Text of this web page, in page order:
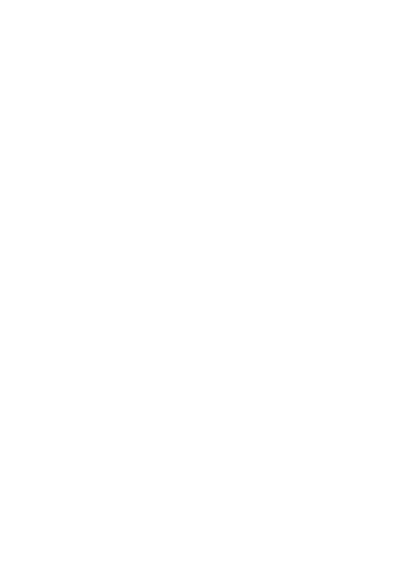
98 cm / 39 in, Busto: 119 cm / 46.9 in, Color: Azul y blanco, Talla: 2XL